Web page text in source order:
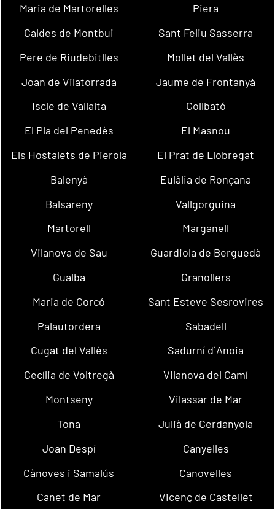
Maria de Martorelles
Piera
Caldes de Montbui
Sant Feliu Sasserra
Pere de Riudebitlles
Mollet del Vallès
Joan de Vilatorrada
Jaume de Frontanyà
Iscle de Vallalta
Collbató
El Pla del Penedès
El Masnou
Els Hostalets de Pierola
El Prat de Llobregat
Balenyà
Eulàlia de Ronçana
Balsareny
Vallgorguina
Martorell
Marganell
Vilanova de Sau
Guardiola de Berguedà
Gualba
Granollers
Maria de Corcó
Sant Esteve Sesrovires
Palautordera
Sabadell
Cugat del Vallès
Sadurní d´Anoia
Cecília de Voltregà
Vilanova del Camí
Montseny
Vilassar de Mar
Tona
Julià de Cerdanyola
Joan Despí
Canyelles
Cànoves i Samalús
Canovelles
Canet de Mar
Vicenç de Castellet